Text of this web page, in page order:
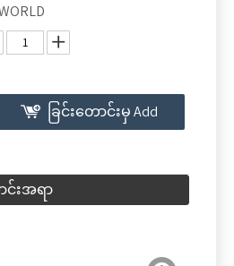
ခြင်းတောင်းမှ Add
င်းအရာ